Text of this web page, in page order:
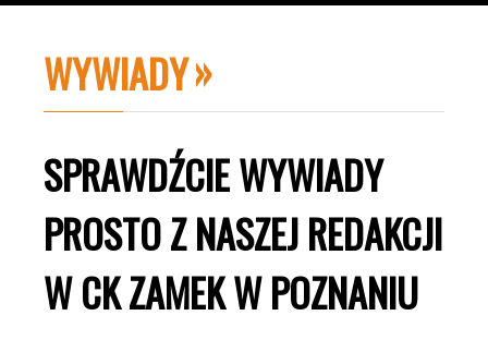
WYWIADY
SPRAWDŹCIE WYWIADY
PROSTO Z NASZEJ REDAKCJI
W CK ZAMEK W POZNANIU